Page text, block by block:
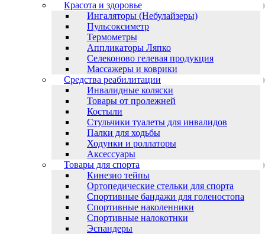
Красота и здоровье
Ингаляторы (Небулайзеры)
Пульсоксиметр
Термометры
Аппликаторы Ляпко
Селеконово гелевая продукция
Массажеры и коврики
Средства реабилитации
Инвалидные коляски
Товары от пролежней
Костыли
Стульчики туалеты для инвалидов
Палки для ходьбы
Ходунки и роллаторы
Аксессуары
Товары для спорта
Кинезио тейпы
Ортопедические стельки для спорта
Спортивные бандажи для голеностопа
Спортивные наколенники
Спортивные налокотнки
Эспандеры